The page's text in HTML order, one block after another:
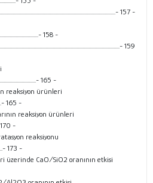
157 -
158 -
159
165 -
reaksiyon ürünleri
165 -
reaksiyon ürünleri
170 -
reaksiyonu
173 -
üzerinde CaO/SiO2 oranının etkisi